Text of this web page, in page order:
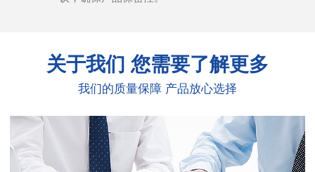
关于我们 您需要了解更多
我们的质量保障 产品放心选择